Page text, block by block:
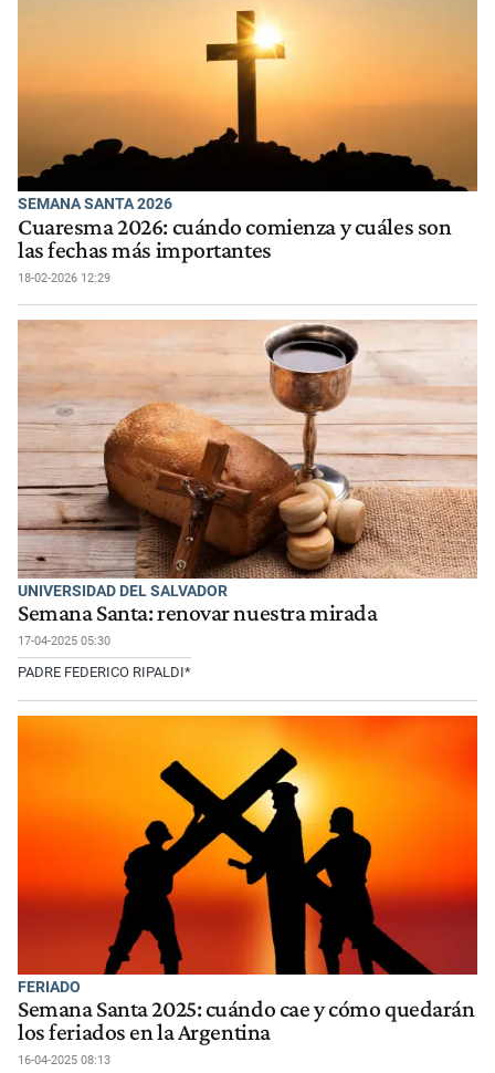
SEMANA SANTA 2026
Cuaresma 2026: cuándo comienza y cuáles son
las fechas más importantes
18-02-2026 12:29
UNIVERSIDAD DEL SALVADOR
Semana Santa: renovar nuestra mirada
17-04-2025 05:30
PADRE FEDERICO RIPALDI*
FERIADO
Semana Santa 2025: cuándo cae y cómo quedarán
los feriados en la Argentina
16-04-2025 08:13